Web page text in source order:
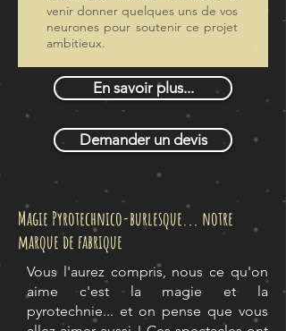
venir donner quelques uns de vos
neurones pour soutenir ce projet
ambitieux.
En savoir plus...
Demander un devis
Magie Pyrotechnico-burlesque... notre
marque de fabrique
Vous l'aurez compris, nous ce qu'on
aime c'est la magie et la
pyrotechnie... et on pense que vous